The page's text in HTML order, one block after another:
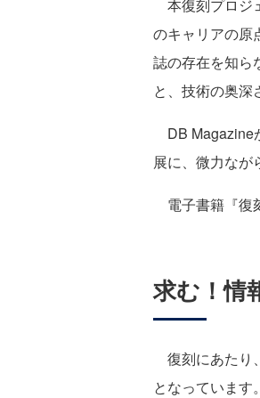
本復刻プロジ
のキャリアの原
誌の存在を知ら
と、技術の奥深
DB Magazine
展に、微力なが
電子書籍『復
求む！情
復刻にあたり
となっています。